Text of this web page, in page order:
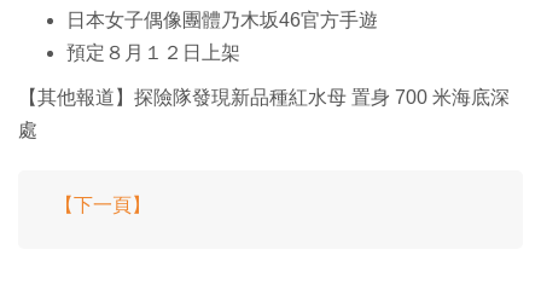
日本女子偶像團體乃木坂46官方手遊
預定８月１２日上架
【其他報道】探險隊發現新品種紅水母 置身 700 米海底深
處
【下一頁】